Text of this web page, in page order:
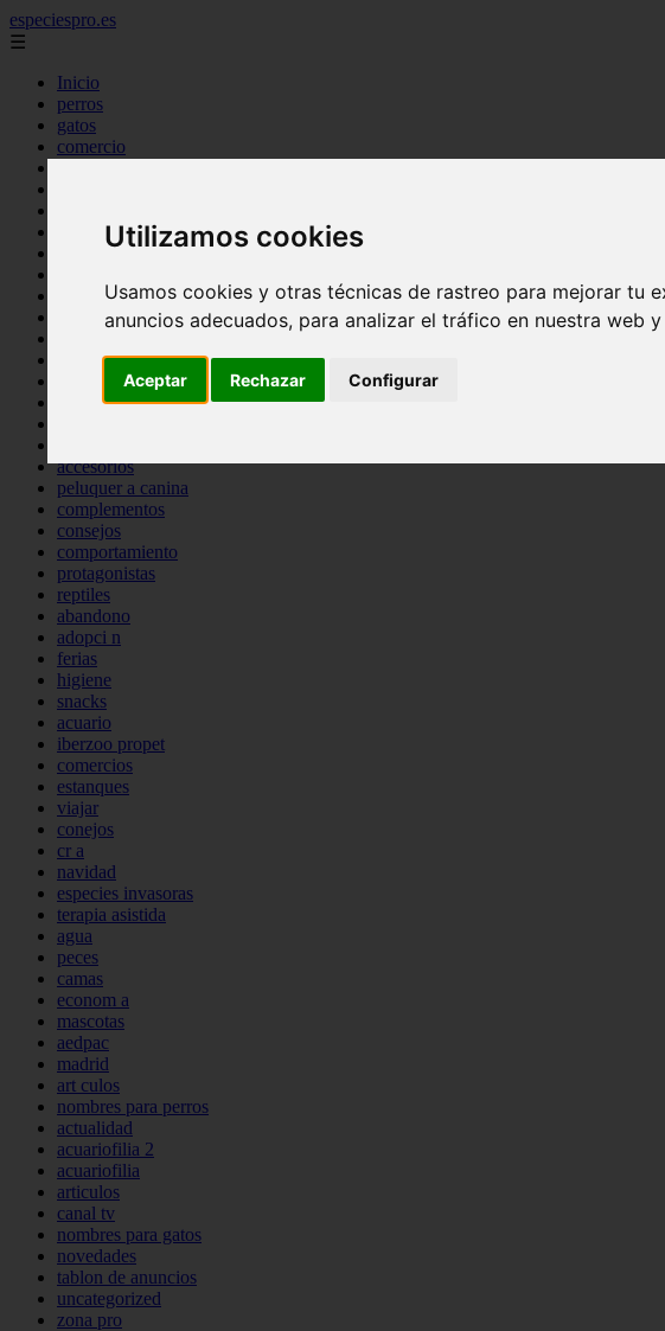
Utilizamos cookies
Usamos cookies y otras técnicas de rastreo para mejorar tu
anuncios adecuados, para analizar el tráfico en nuestra web
Aceptar Rechazar Configurar
especiespro.es
☰
Inicio
perros
gatos
comercio
tenencia responsable
mantenimiento
bienestar
peque os mam feros
verano
accesorios
peluquer a canina
complementos
consejos
comportamiento
protagonistas
reptiles
abandono
adopci n
ferias
higiene
snacks
acuario
iberzoo propet
comercios
estanques
viajar
conejos
cr a
navidad
especies invasoras
terapia asistida
agua
peces
camas
econom a
mascotas
aedpac
madrid
art culos
nombres para perros
actualidad
acuariofilia 2
acuariofilia
articulos
canal tv
nombres para gatos
novedades
tablon de anuncios
uncategorized
zona pro